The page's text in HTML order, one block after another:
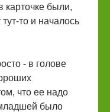
карточке были,
то и началось
- в голове
что ее надо
было